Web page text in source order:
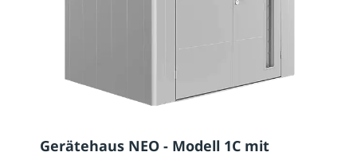
Gerätehaus NEO - Modell 1C mit